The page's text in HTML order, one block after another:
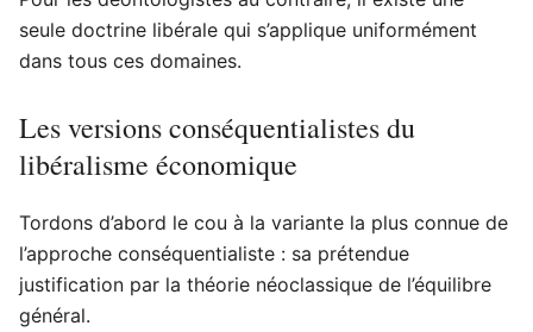
seule doctrine libérale qui s’applique uniformément
dans tous ces domaines.
Les versions conséquentialistes du
libéralisme économique
Tordons d’abord le cou à la variante la plus connue de
l’approche conséquentialiste : sa prétendue
justification par la théorie néoclassique de l’équilibre
général.